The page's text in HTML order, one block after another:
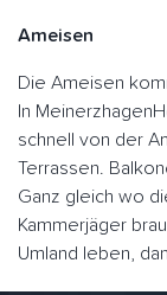
Ameisen
Die Ameisen
In
schnell von der
Terrassen.
Ganz gleich wo
Kammerjäger
Umland leben,